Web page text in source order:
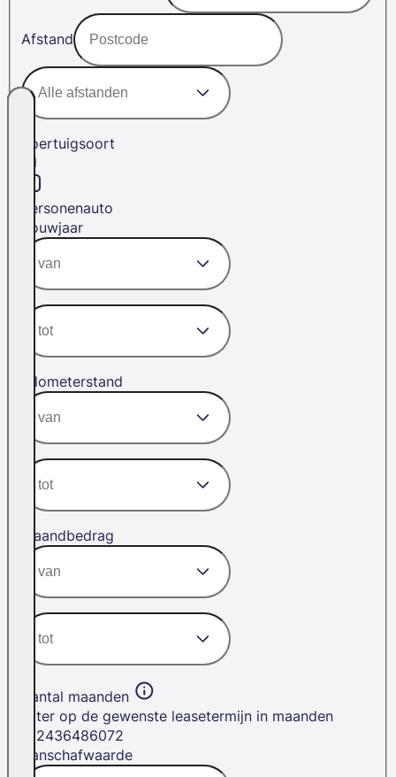
Afstand
Voertuigsoort
Personenauto
Bouwjaar
Kilometerstand
Maandbedrag
Aantal maanden
Filter op de gewenste leasetermijn in maanden
2436486072
Aanschafwaarde